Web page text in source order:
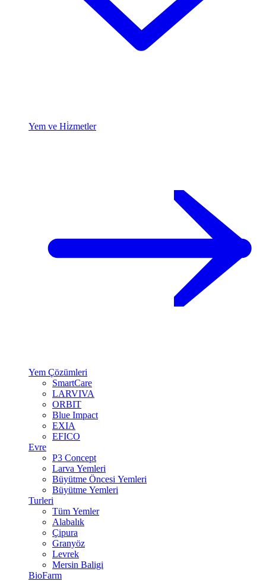
Yem ve Hi̇zmetler
Yem Çözümleri
SmartCare
LARVIVA
ORBIT
Blue Impact
EXIA
EFICO
Evre
P3 Concept
Larva Yemleri
Büyütme Öncesi Yemleri
Büyütme Yemleri
Turleri
Tüm Yemler
Alabalık
Çipura
Granyöz
Levrek
Mersin Baligi
BioFarm